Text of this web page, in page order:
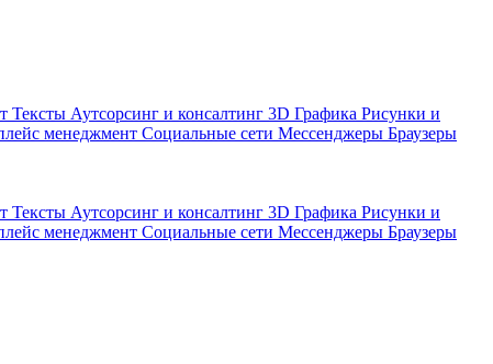
Тексты Аутсорсинг и консалтинг 3D Графика Рисунки и
менеджмент Социальные сети Мессенджеры Браузеры
Тексты Аутсорсинг и консалтинг 3D Графика Рисунки и
менеджмент Социальные сети Мессенджеры Браузеры